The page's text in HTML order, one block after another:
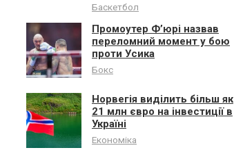
Баскетбол
Промоутер Ф’юрі назвав
переломний момент у бою
проти Усика
Бокс
Норвегія виділить більш як
21 млн євро на інвестиції в
Україні
Економіка